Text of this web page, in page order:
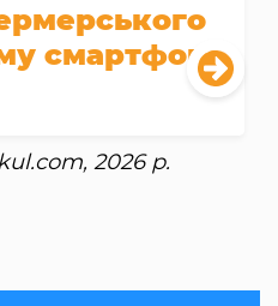
смартфоні
2026 р.